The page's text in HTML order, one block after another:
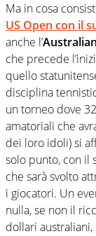
Ma in cosa
US Open con il
anche l’
che precede
quello
disciplina
un torneo dove
amatoriali che
dei loro idoli) si
solo punto, con il
che sarà svolto
i giocatori. Un
nulla, se non il
dollari